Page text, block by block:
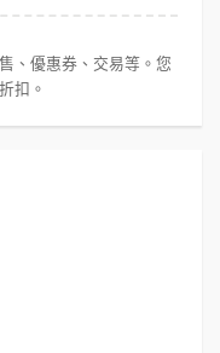
、優惠券、交易等。您
扣。